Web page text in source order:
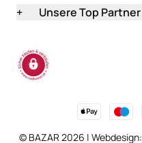
+
Unsere Top Partner
© BAZAR 2026 | Webdesign: